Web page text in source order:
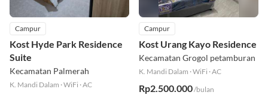
Campur
Kost Hyde Park Residence
Suite
Kecamatan Palmerah
K. Mandi Dalam ·WiFi ·AC
Campur
Kost Urang Kayo Residence
Kecamatan Grogol petamburan
K. Mandi Dalam ·WiFi ·AC
Rp2.500.000/bulan